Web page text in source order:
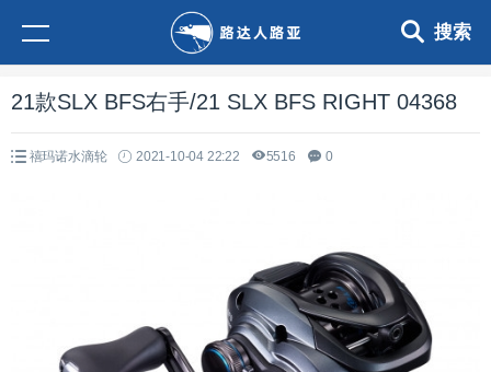
搜索
21款SLX BFS右手/21 SLX BFS RIGHT 04368
禧玛诺水滴轮 2021-10-04 22:22 5516 0